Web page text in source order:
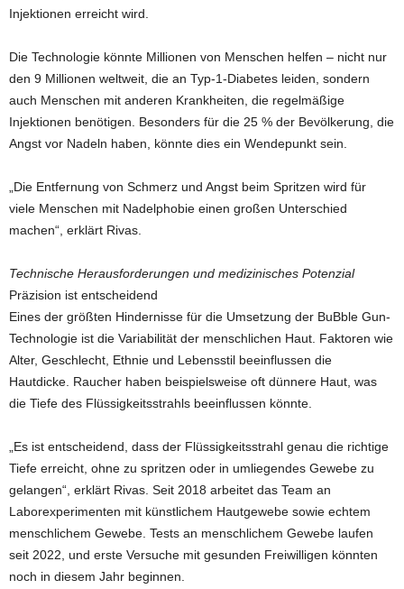
Injektionen erreicht wird.
Die Technologie könnte Millionen von Menschen helfen – nicht nur
den 9 Millionen weltweit, die an Typ-1-Diabetes leiden, sondern
auch Menschen mit anderen Krankheiten, die regelmäßige
Injektionen benötigen. Besonders für die 25 % der Bevölkerung, die
Angst vor Nadeln haben, könnte dies ein Wendepunkt sein.
„Die Entfernung von Schmerz und Angst beim Spritzen wird für
viele Menschen mit Nadelphobie einen großen Unterschied
machen“, erklärt Rivas.
Technische Herausforderungen und medizinisches Potenzial
Präzision ist entscheidend
Eines der größten Hindernisse für die Umsetzung der BuBble Gun-
Technologie ist die Variabilität der menschlichen Haut. Faktoren wie
Alter, Geschlecht, Ethnie und Lebensstil beeinflussen die
Hautdicke. Raucher haben beispielsweise oft dünnere Haut, was
die Tiefe des Flüssigkeitsstrahls beeinflussen könnte.
„Es ist entscheidend, dass der Flüssigkeitsstrahl genau die richtige
Tiefe erreicht, ohne zu spritzen oder in umliegendes Gewebe zu
gelangen“, erklärt Rivas. Seit 2018 arbeitet das Team an
Laborexperimenten mit künstlichem Hautgewebe sowie echtem
menschlichem Gewebe. Tests an menschlichem Gewebe laufen
seit 2022, und erste Versuche mit gesunden Freiwilligen könnten
noch in diesem Jahr beginnen.